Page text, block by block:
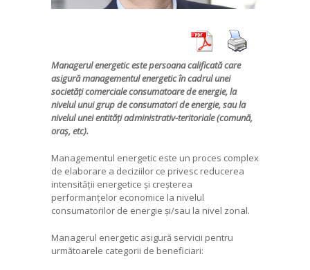
Managerul energetic este persoana calificată care
asigură managementul energetic în cadrul unei
societăți comerciale consumatoare de energie, la
nivelul unui grup de consumatori de energie, sau la
nivelul unei entități administrativ-teritoriale (comună,
oraș, etc).
Managementul energetic este un proces complex
de elaborare a deciziilor ce privesc reducerea
intensității energetice și creșterea
performanțelor economice la nivelul
consumatorilor de energie și/sau la nivel zonal.
Managerul energetic asigură servicii pentru
următoarele categorii de beneficiari: